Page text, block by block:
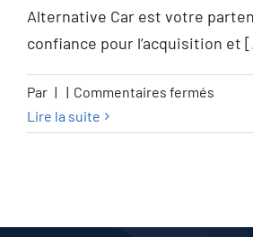
Alternative Car est votre
confiance pour l’acquisition et
Par | | Commentaires fermés
RX
Lire la suite